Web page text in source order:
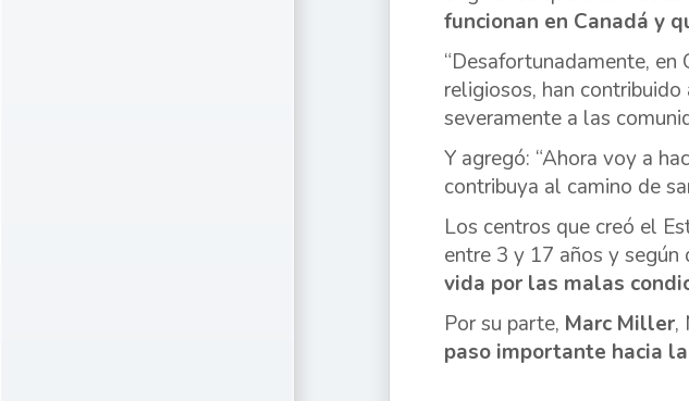
funcionan en Canadá y
“Desafortunadamente,
religiosos, han
severamente a las
Y agregó: “Ahora voy a
contribuya al camino de
Los centros que creó el
entre 3 y 17 años y según
vida por las malas
Por su parte, Marc Miller,
paso importante hacia